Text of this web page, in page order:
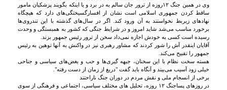
وی در همین جنگ ۱۲روزه از ترور جان سالم به در برد و یا اینکه بگویند پزشکیان مامور
ساقط کردن جمهوری اسلامی است نشان از افسارگسیختگی‌های دارد که هیچگاه
نهادهای زیربط نخواستند به آن ورود کند. اگر در سال‌های گذشته با این تندروی‌ها
برخورد مناسب می‌شد شاید امروز و در شرایط جنگی که کشور به همبستگی و وحدت
رسیده است کسی به خودش اجازه نمی‌داد سخن از ترور رئیس جمهور بزند.
آقایان اینقدر آش را شور کردند که مشاور رهبری نیز در واکنش به آنها توهین به رئیس
جمهور را تقبیح می‌کند.
هسته سخت نظام با این سخنان، جبهه گیری‌ها و حب و بغض‌های سیاسی و جناحی
خیلی زود آسیب می‌بیند و آنگاه باید گفت "دریغ از زمان از دست رفته".
برخی از انسجام ملی و نقش مردم در دوران جنگ ناراحتند
در روزهای پساجنگ ۱۲ روزه، تحلیل های مختلف سیاسی، اجتماعی و فرهنگی از سوی